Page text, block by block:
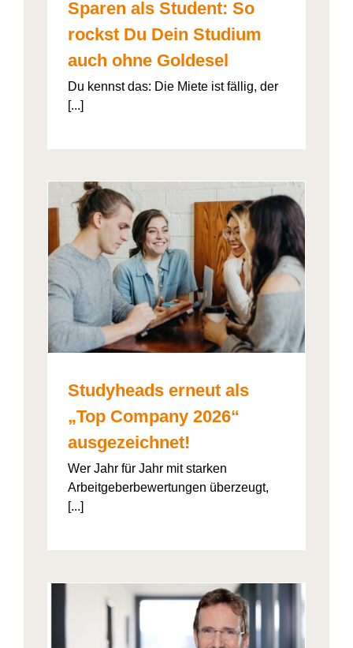
Sparen als Student: So
rockst Du Dein Studium
auch ohne Goldesel
Du kennst das: Die Miete ist fällig, der
[...]
Studyheads erneut als
„Top Company 2026“
ausgezeichnet!
Wer Jahr für Jahr mit starken
Arbeitgeberbewertungen überzeugt,
[...]